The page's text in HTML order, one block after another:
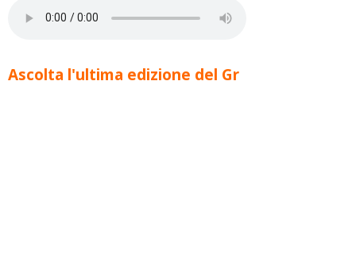
Ascolta l'ultima edizione del Gr